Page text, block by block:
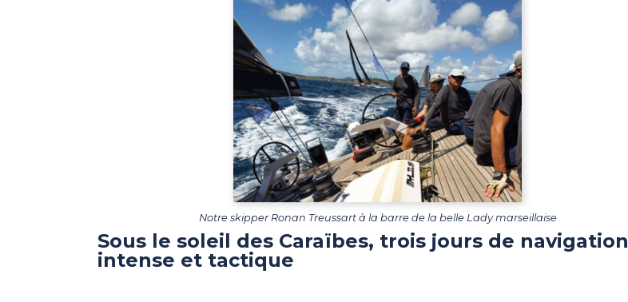
Notre skipper Ronan Treussart à la barre de la belle Lady marseillaise
Sous le soleil des Caraïbes, trois jours de navigation
intense et tactique